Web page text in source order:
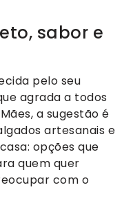
sabor e
pelo seu
agrada a todos
a sugestão é
artesanais e
opções que
quem quer
com o